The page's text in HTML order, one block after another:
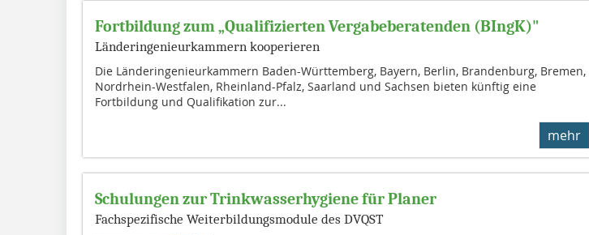
Fortbildung zum „Qualifizierten Vergabeberatenden (BIngK)"
Länderingenieurkammern kooperieren
Die Länderingenieurkammern Baden-Württemberg, Bayern, Berlin, Brandenburg, Bremen,
Nordrhein-Westfalen, Rheinland-Pfalz, Saarland und Sachsen bieten künftig eine
Fortbildung und Qualifikation zur...
mehr
Schulungen zur Trinkwasserhygiene für Planer
Fachspezifische Weiterbildungsmodule des DVQST